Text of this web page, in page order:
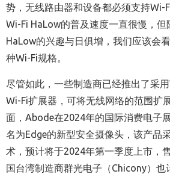
势，无线路由器和设备都必须支持Wi-
Wi-Fi HaLow的普及速度一直很慢，但
HaLow的兴趣与日俱增，我们应该会
种Wi-Fi规格。
尽管如此，一些制造商已经推出了采
Wi-Fi扩展器，可将无线网络的范围扩
面，Abode在2024年的国际消费电子
名为Edge的新型安全摄像头，该产品
术，预计将于2024年第一季度上市，
国台湾制造商群光电子（Chicony）也